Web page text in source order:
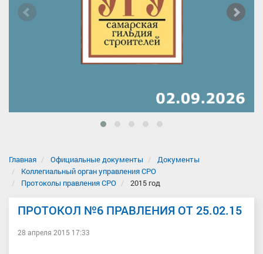
Главная Официальные документы
Документы
Коллегиальный орган управления СРО
Протоколы правления СРО
2015 год
ПРОТОКОЛ №6 ПРАВЛЕНИЯ ОТ 25.02.15
28 апреля 2015 17:33